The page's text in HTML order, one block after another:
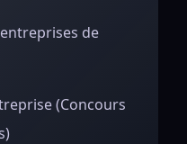
de
(Concours